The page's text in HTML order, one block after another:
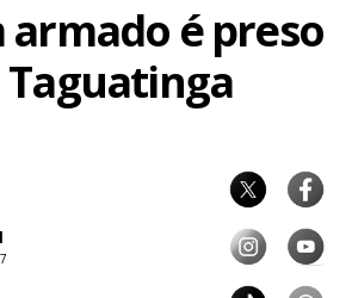
armado é preso
Taguatinga